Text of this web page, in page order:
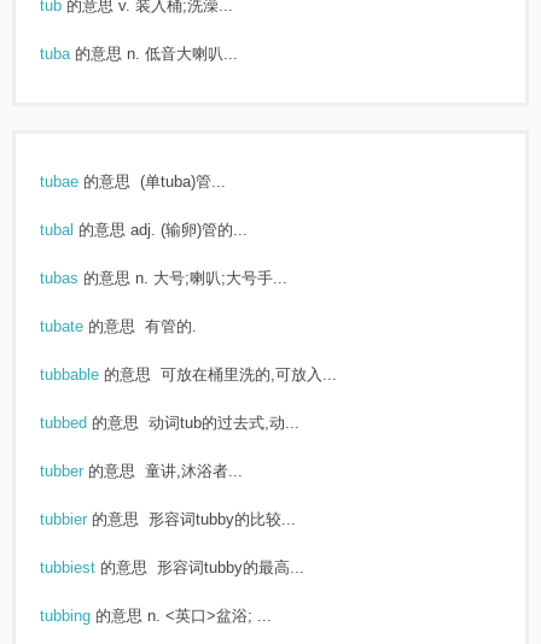
tub 的意思 v. 装入桶;洗澡...
tuba 的意思 n. 低音大喇叭...
tubae 的意思 (单tuba)管...
tubal 的意思 adj. (输卵)管的...
tubas 的意思 n. 大号;喇叭;大号手...
tubate 的意思 有管的.
tubbable 的意思 可放在桶里洗的,可放入...
tubbed 的意思 动词tub的过去式,动...
tubber 的意思 童讲,沐浴者...
tubbier 的意思 形容词tubby的比较...
tubbiest 的意思 形容词tubby的最高...
tubbing 的意思 n. <英口>盆浴; ...